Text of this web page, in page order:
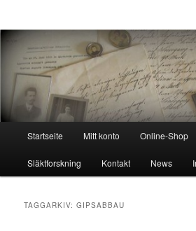
Startseite Mitt konto Online-Shop
Släktforskning Kontakt News
TAGGARKIV:GIPSABBAU